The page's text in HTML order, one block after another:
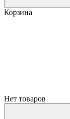
Корзина
Нет товаров